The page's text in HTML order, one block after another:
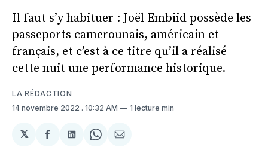
Il faut s’y habituer : Joël Embiid possède les
passeports camerounais, américain et
français, et c’est à ce titre qu’il a réalisé
cette nuit une performance historique.
LA RÉDACTION
14 novembre 2022 . 10:32 AM 1 lecture min
𝕏
PartagerPartager
SharePartager